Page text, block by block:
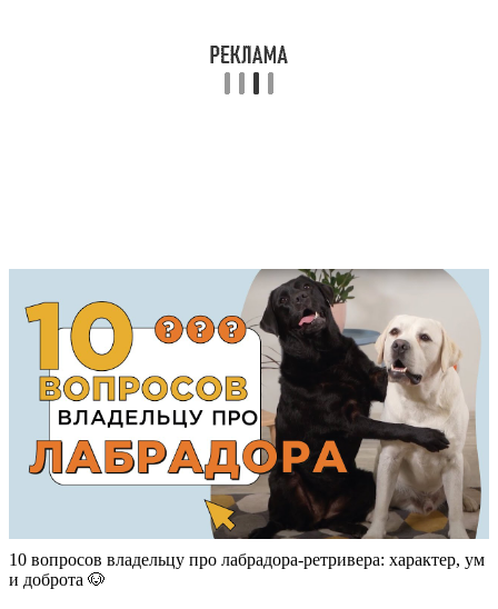
10 вопросов владельцу про лабрадора-ретривера: характер, ум
и доброта 🐶